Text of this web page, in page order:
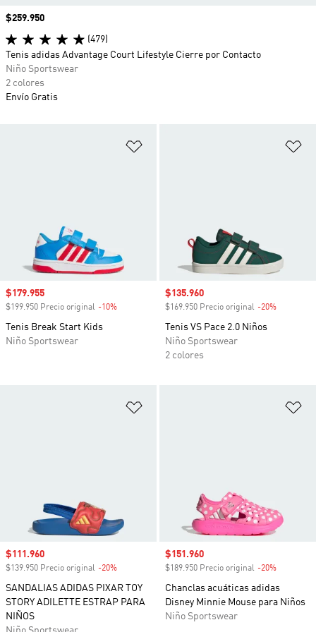
Precio de venta
$179.955
$199.950 Precio original -10%
Tenis Break Start Kids
Niño Sportswear
Precio de venta
$135.960
$169.950 Precio original -20%
Tenis VS Pace 2.0 Niños
Niño Sportswear
2 colores
Precio de venta
$111.960
$139.950 Precio original -20%
SANDALIAS ADIDAS PIXAR TOY
STORY ADILETTE ESTRAP PARA
NIÑOS
Precio de venta
$151.960
$189.950 Precio original -20%
Chanclas acuáticas adidas
Disney Minnie Mouse para Niños
Niño Sportswear
Precio
$259.950
(479)
Tenis adidas Advantage Court Lifestyle Cierre por Contacto
Niño Sportswear
2 colores
Envío Gratis